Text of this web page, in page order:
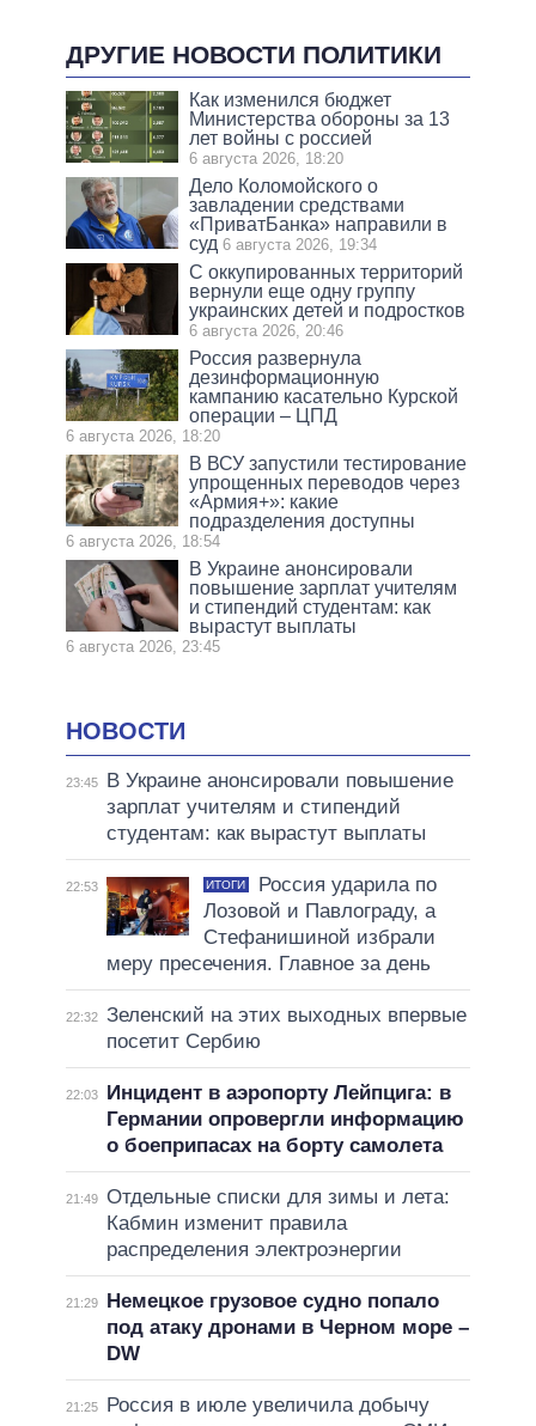
ДРУГИЕ НОВОСТИ ПОЛИТИКИ
Как изменился бюджет
Министерства обороны за 13
лет войны с россией
6 августа 2026, 18:20
Дело Коломойского о
завладении средствами
«ПриватБанка» направили в
суд 6 августа 2026, 19:34
С оккупированных территорий
вернули еще одну группу
украинских детей и подростков
6 августа 2026, 20:46
Россия развернула
дезинформационную
кампанию касательно Курской
операции – ЦПД
6 августа 2026, 18:20
В ВСУ запустили тестирование
упрощенных переводов через
«Армия+»: какие
подразделения доступны
6 августа 2026, 18:54
В Украине анонсировали
повышение зарплат учителям
и стипендий студентам: как
вырастут выплаты
6 августа 2026, 23:45
НОВОСТИ
23:45
В Украине анонсировали повышение
зарплат учителям и стипендий
студентам: как вырастут выплаты
22:53 ИТОГИ
Россия ударила по
Лозовой и Павлограду, а
Стефанишиной избрали
меру пресечения. Главное за день
22:32 Зеленский на этих выходных впервые
посетит Сербию
22:03
Инцидент в аэропорту Лейпцига: в
Германии опровергли информацию
о боеприпасах на борту самолета
21:49 Отдельные списки для зимы и лета:
Кабмин изменит правила
распределения электроэнергии
21:29
Немецкое грузовое судно попало
под атаку дронами в Черном море –
DW
21:25
Россия в июле увеличила добычу